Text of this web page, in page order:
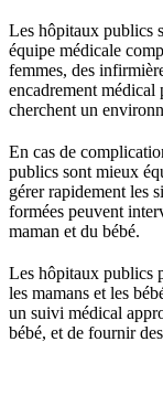
Les hôpitaux publics
équipe médicale
femmes, des
encadrement médical
cherchent un
En cas de
publics sont mieux
gérer rapidement les
formées peuvent
maman et du bébé.
Les hôpitaux publics
les mamans et les
un suivi médical
bébé, et de fournir